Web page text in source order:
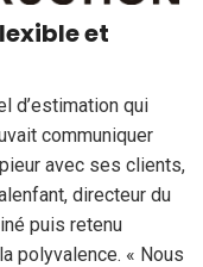
flexible et
d’estimation qui
communiquer
avec ses clients,
directeur du
puis retenu
polyvalence. « Nous